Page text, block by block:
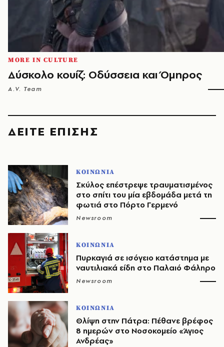
MORE IN CULTURE
Δύσκολο κουίζ: Οδύσσεια και Όμηρος
A.V. Team
ΔΕΙΤΕ ΕΠΙΣΗΣ
ΚΟΙΝΩΝΙΑ
Σκύλος επέστρεψε τραυματισμένος
στο σπίτι του μία εβδομάδα μετά τη
φωτιά στο Πόρτο Γερμενό
Newsroom
ΚΟΙΝΩΝΙΑ
Πυρκαγιά σε ισόγειο κατάστημα με
ναυτιλιακά είδη στο Παλαιό Φάληρο
Newsroom
ΚΟΙΝΩΝΙΑ
Θλίψη στην Πάτρα: Πέθανε βρέφος
8 ημερών στο Νοσοκομείο «Άγιος
Ανδρέας»